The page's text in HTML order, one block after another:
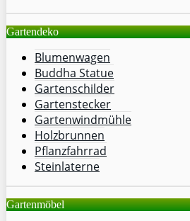
Gartendeko
Blumenwagen
Buddha Statue
Gartenschilder
Gartenstecker
Gartenwindmühle
Holzbrunnen
Pflanzfahrrad
Steinlaterne
Gartenmöbel